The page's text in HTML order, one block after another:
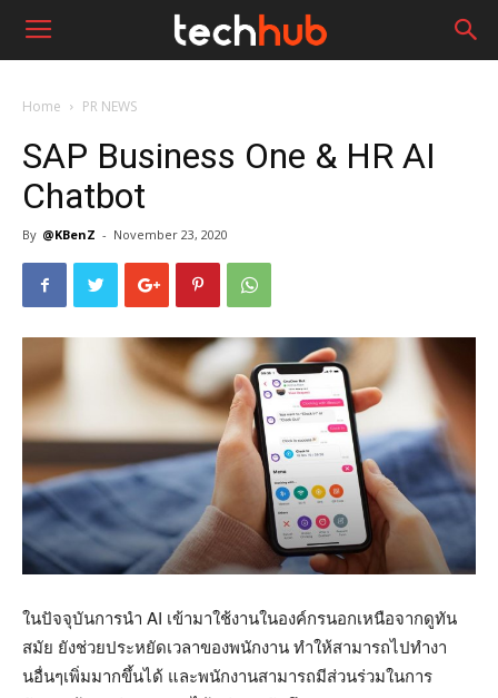
Home PR NEWS
SAP Business One & HR AI
Chatbot
By @KBenZ - November 23, 2020
ในปัจจุบันการนำ AI เข้ามาใช้งานในองค์กรนอกเหนือจากดูทัน
สมัย ยังช่วยประหยัดเวลาของพนักงาน ทำให้สามารถไปทำงา
นอื่นๆเพิ่มมากขึ้นได้ และพนักงานสามารถมีส่วนร่วมในการ